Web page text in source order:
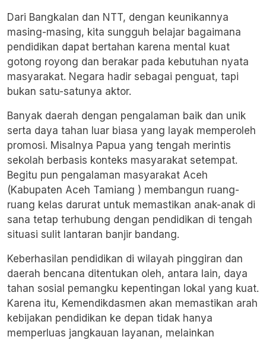
Dari Bangkalan dan NTT, dengan keunikannya
masing-masing, kita sungguh belajar bagaimana
pendidikan dapat bertahan karena mental kuat
gotong royong dan berakar pada kebutuhan nyata
masyarakat. Negara hadir sebagai penguat, tapi
bukan satu-satunya aktor.
Banyak daerah dengan pengalaman baik dan unik
serta daya tahan luar biasa yang layak memperoleh
promosi. Misalnya Papua yang tengah merintis
sekolah berbasis konteks masyarakat setempat.
Begitu pun pengalaman masyarakat Aceh
(Kabupaten Aceh Tamiang ) membangun ruang-
ruang kelas darurat untuk memastikan anak-anak di
sana tetap terhubung dengan pendidikan di tengah
situasi sulit lantaran banjir bandang.
Keberhasilan pendidikan di wilayah pinggiran dan
daerah bencana ditentukan oleh, antara lain, daya
tahan sosial pemangku kepentingan lokal yang kuat.
Karena itu, Kemendikdasmen akan memastikan arah
kebijakan pendidikan ke depan tidak hanya
memperluas jangkauan layanan, melainkan